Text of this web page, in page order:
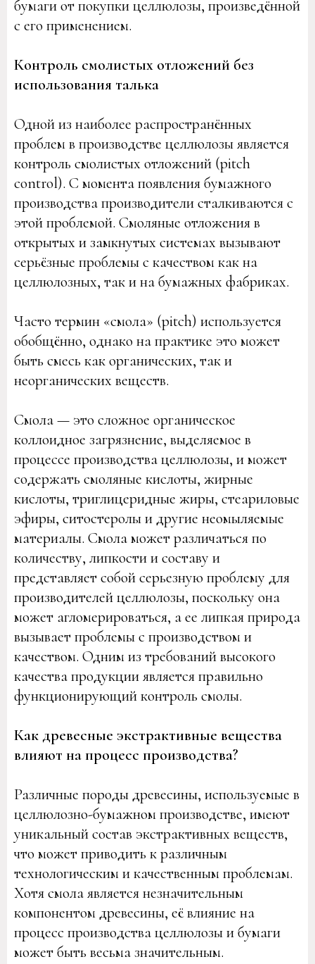
бумаги от покупки целлюлозы, произведённой
с его применением.
Контроль смолистых отложений без
использования талька
Одной из наиболее распространённых
проблем в производстве целлюлозы является
контроль смолистых отложений (pitch
control). С момента появления бумажного
производства производители сталкиваются с
этой проблемой. Смоляные отложения в
открытых и замкнутых системах вызывают
серьёзные проблемы с качеством как на
целлюлозных, так и на бумажных фабриках.
Часто термин «смола» (pitch) используется
обобщённо, однако на практике это может
быть смесь как органических, так и
неорганических веществ.
Смола — это сложное органическое
коллоидное загрязнение, выделяемое в
процессе производства целлюлозы, и может
содержать смоляные кислоты, жирные
кислоты, триглицеридные жиры, стеариловые
эфиры, ситостеролы и другие неомыляемые
материалы. Смола может различаться по
количеству, липкости и составу и
представляет собой серьезную проблему для
производителей целлюлозы, поскольку она
может агломерироваться, а ее липкая природа
вызывает проблемы с производством и
качеством. Одним из требований высокого
качества продукции является правильно
функционирующий контроль смолы.
Как древесные экстрактивные вещества
влияют на процесс производства?
Различные породы древесины, используемые в
целлюлозно-бумажном производстве, имеют
уникальный состав экстрактивных веществ,
что может приводить к различным
технологическим и качественным проблемам.
Хотя смола является незначительным
компонентом древесины, её влияние на
процесс производства целлюлозы и бумаги
может быть весьма значительным.